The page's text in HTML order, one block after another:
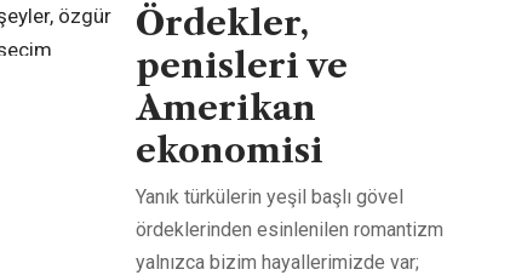
Ördekler,
penisleri ve
Amerikan
ekonomisi
Yanık türkülerin yeşil başlı gövel
ördeklerinden esinlenilen romantizm
yalnızca bizim hayallerimizde var;